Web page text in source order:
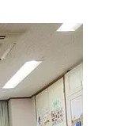
千葉県 全域